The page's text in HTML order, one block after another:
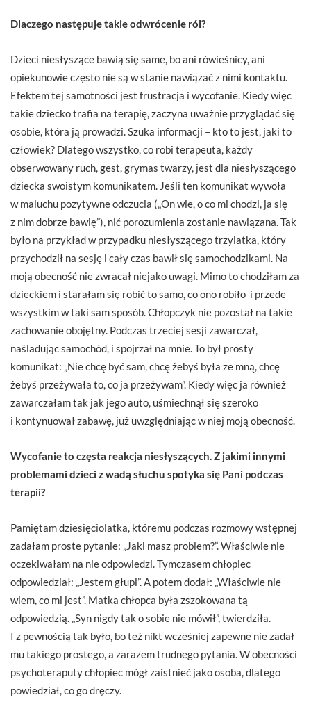
Dlaczego następuje takie odwrócenie ról?
Dzieci niesłyszące bawią się same, bo ani rówieśnicy, ani
opiekunowie często nie są w stanie nawiązać z nimi kontak­tu.
Efektem tej samotności jest frustracja i wycofanie. Kiedy więc
takie dziecko trafia na terapię, zaczyna uważnie przyglądać się
osobie, która ją prowadzi. Szuka informacji – kto to jest, jaki to
człowiek? Dlatego wszystko, co robi terapeuta, każdy
obserwowany ruch, gest, grymas twarzy, jest dla niesłyszącego
dziecka swoistym komunikatem. Jeśli ten komunikat wywoła
w maluchu pozytywne odczucia („On wie, o co mi chodzi, ja się
z nim dobrze bawię”), nić porozumienia zostanie nawiązana. Tak
było na przykład w przypadku niesłyszącego trzylatka, który
przychodził na sesję i cały czas bawił się samochodzikami. Na
moją obecność nie zwracał niejako uwagi. Mimo to chodziłam za
dzieckiem i starałam się robić to samo, co ono robiło i przede
wszystkim w taki sam sposób. Chłopczyk nie pozostał na takie
zachowanie obojętny. Podczas trzeciej sesji zawarczał,
naśladując samochód, i spojrzał na mnie. To był prosty
komunikat: „Nie chcę być sam, chcę żebyś była ze mną, chcę
żebyś przeżywała to, co ja przeżywam”. Kiedy więc ja również
zawarczałam tak jak jego auto, uśmiechnął się szeroko
i kontynuował zabawę, już uwzględniając w niej moją obecność.
Wycofanie to częsta reakcja niesłyszących. Z jakimi innymi
problemami dzieci z wadą słuchu spotyka się Pani podczas
terapii?
Pamiętam dziesięciolatka, któremu podczas rozmowy wstępnej
zadałam proste pytanie: „Jaki masz problem?”. Właściwie nie
oczekiwałam na nie odpowiedzi. Tymczasem chłopiec
odpowiedział: „Jestem głupi”. A potem dodał: „Właściwie nie
wiem, co mi jest”. Matka chłopca była zszokowana tą
odpowiedzią. „Syn nigdy tak o sobie nie mówił”, twierdziła.
I z pewnoś­cią tak było, bo też nikt wcześniej zapewne nie zadał
mu takiego prostego, a zarazem trudnego pytania. W obecności
psychoteraputy chłopiec mógł zaistnieć jako osoba, dlatego
powiedział, co go dręczy.